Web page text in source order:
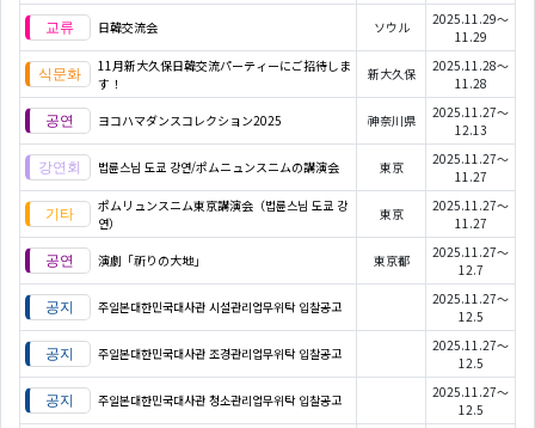
日韓交流会 ソウル
2025.11.29～
11.29
11月新大久保日韓交流パーティーにご招待しま
す！
新大久保
2025.11.28～
11.28
ヨコハマダンスコレクション2025 神奈川県
2025.11.27～
12.13
법륜스님 도쿄 강연/ポムニュンスニムの講演会 東京
2025.11.27～
11.27
ポムリュンスニム東京講演会（법륜스님 도쿄 강
연）
東京
2025.11.27～
11.27
演劇「祈りの大地」 東京都
2025.11.27～
12.7
주일본대한민국대사관 시설관리업무위탁 입찰공고
2025.11.27～
12.5
주일본대한민국대사관 조경관리업무위탁 입찰공고
2025.11.27～
12.5
주일본대한민국대사관 청소관리업무위탁 입찰공고
2025.11.27～
12.5